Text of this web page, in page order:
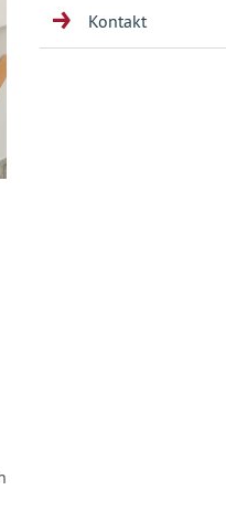
Kontakt